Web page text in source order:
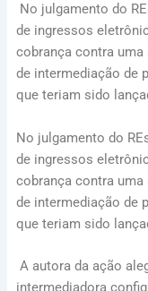
No julgamento do
de ingressos
cobrança contra
de intermediação de
que teriam sido
No julgamento do
de ingressos
cobrança contra
de intermediação de
que teriam sido
A autora da ação
intermediadora